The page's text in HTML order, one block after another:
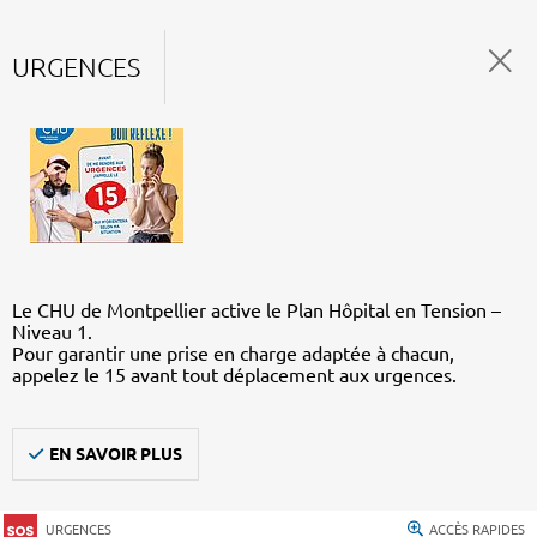
URGENCES
Le CHU de Montpellier active le Plan Hôpital en Tension –
Niveau 1.
Pour garantir une prise en charge adaptée à chacun,
appelez le 15 avant tout déplacement aux urgences.
EN SAVOIR PLUS
URGENCES ACCÈS RAPIDES